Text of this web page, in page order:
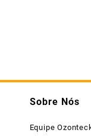
Sobre Nós
Equipe